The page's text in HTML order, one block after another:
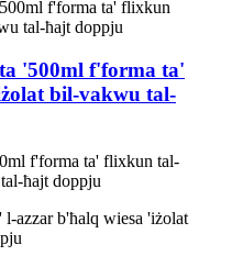
'500ml f'forma ta'
bil-vakwu tal-
f'forma ta' flixkun tal-
ħajt doppju